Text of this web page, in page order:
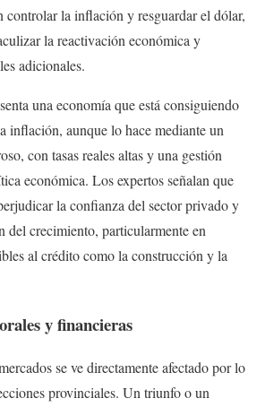
controlar la inflación y resguardar el dólar,
la reactivación económica y
adicionales.
una economía que está consiguiendo
inflación, aunque lo hace mediante un
con tasas reales altas y una gestión
económica. Los expertos señalan que
la confianza del sector privado y
del crecimiento, particularmente en
al crédito como la construcción y la
y financieras
se ve directamente afectado por lo
provinciales. Un triunfo o un